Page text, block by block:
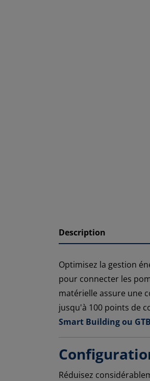
Description
Optimisez la gestion
pour connecter les
matérielle assure une
jusqu'à 100 points de
Smart Building ou GTB
Réduisez